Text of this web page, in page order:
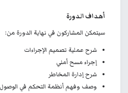
أهداف الدورة
سيتمكن المشاركون في نهاية الدورة من:
شرح عملية تصميم الإجراءات
إجراء مسح أمني
شرح إدارة المخاطر
وصف وفهم أنظمة التحكم في الوصول